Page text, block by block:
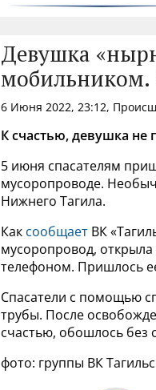
Девушка
мобильником.
6 Июня 2022, 23:12,
К счастью, девушка не
5 июня спасателям
мусоропроводе.
Нижнего Тагила.
Как сообщает ВК
мусоропровод,
телефоном. Пришлось
Спасатели с помощью
трубы. После
счастью, обошлось без
фото: группы ВК